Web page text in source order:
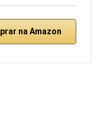
na Amazon